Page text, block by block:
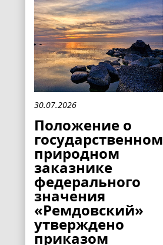
30.07.2026
Положение о
государственном
природном
заказнике
федерального
значения
«Ремдовский»
утверждено
приказом